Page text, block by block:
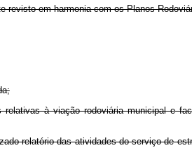
revisto em harmonia com os Planos
à viação rodoviária municipal e
relatório das atividades do serviço de